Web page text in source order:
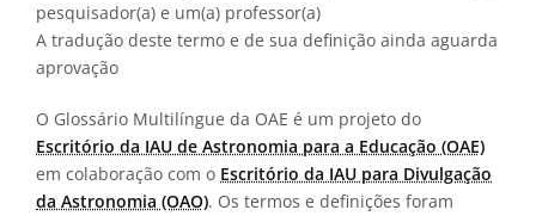
pesquisador(a) e um(a) professor(a)
A tradução deste termo e de sua definição ainda aguarda
aprovação
O Glossário Multilíngue da OAE é um projeto do
Escritório da IAU de Astronomia para a Educação (OAE)
em colaboração com o Escritório da IAU para Divulgação
da Astronomia (OAO). Os termos e definições foram